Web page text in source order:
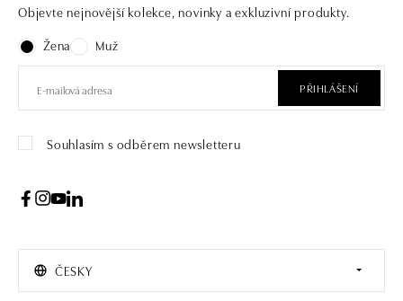
Objevte nejnovější kolekce, novinky a exkluzivní produkty.
Žena
Muž
PŘIHLÁŠENÍ
Souhlasím s odběrem newsletteru
ČESKY